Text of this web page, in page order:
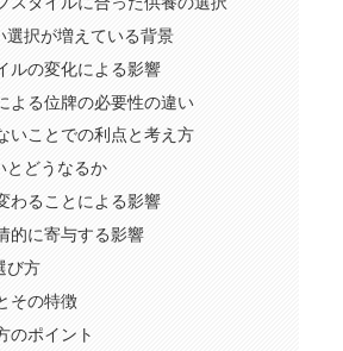
選択が増えている背景
ルの変化による影響
よる位牌の必要性の違い
いことでの利点と考え方
とどうなるか
わることによる影響
的に寄与する影響
び方
その特徴
のポイント